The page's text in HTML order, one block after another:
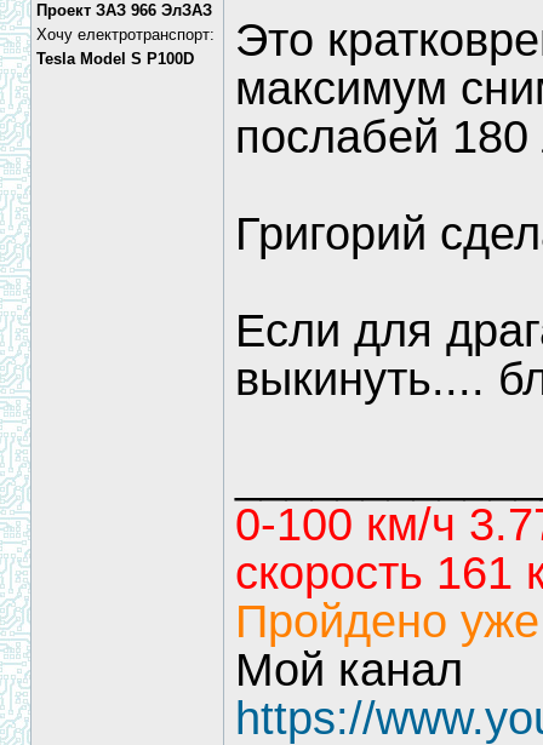
Проект ЗАЗ 966 ЭлЗАЗ
Хочу електротранспорт:
Tesla Model S P100D
Это
максимум
послабей 180
Григорий
Если для
выкинуть....
0-100 км/ч
скорость 161
Пройдено
Мой канал
https://